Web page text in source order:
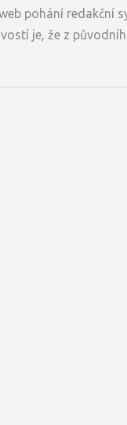
pohání redakční
je, že z